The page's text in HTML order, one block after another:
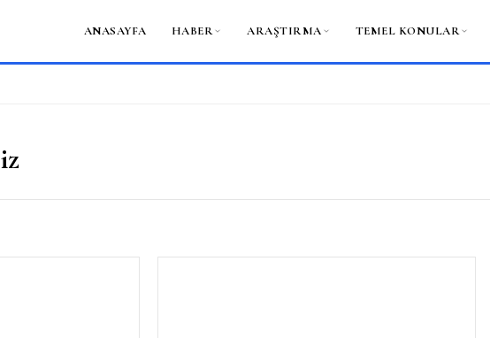
ANASAYFA HABER ARAŞTIRMA TEMEL KONULAR